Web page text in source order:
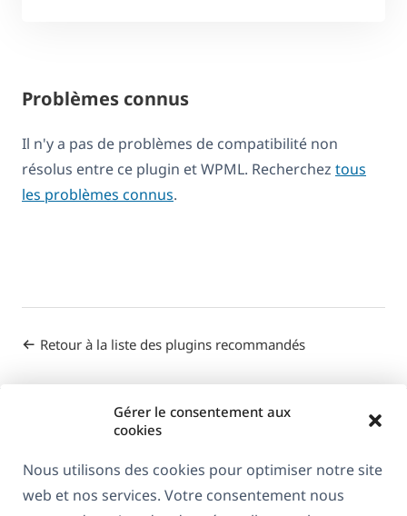
Gérer le consentement aux
cookies
Nous utilisons des cookies pour optimiser notre site
web et nos services. Votre consentement nous
Problèmes connus
Il n'y a pas de problèmes de compatibilité non
résolus entre ce plugin et WPML. Recherchez tous
les problèmes connus.
Retour à la liste des plugins recommandés